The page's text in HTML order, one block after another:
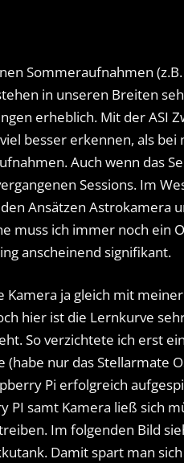
Sommeraufnahmen (z.B.
in unseren Breiten
erheblich. Mit der ASI
besser erkennen, als bei
Auch wenn das
Sessions. Im
Ansätzen Astrokamera
muss ich immer noch ein
anscheinend signifikant.
Kamera ja gleich mit
hier ist die Lernkurve
So verzichtete ich erst
(habe nur das Stellarmate
Pi erfolgreich
PI samt Kamera ließ sich
Im folgenden Bild
Damit spart man